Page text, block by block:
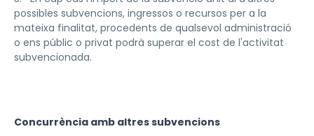
possibles subvencions, ingressos o recursos per a la
mateixa finalitat, procedents de qualsevol administració
o ens públic o privat podrà superar el cost de l'activitat
subvencionada.
Concurrència amb altres subvencions